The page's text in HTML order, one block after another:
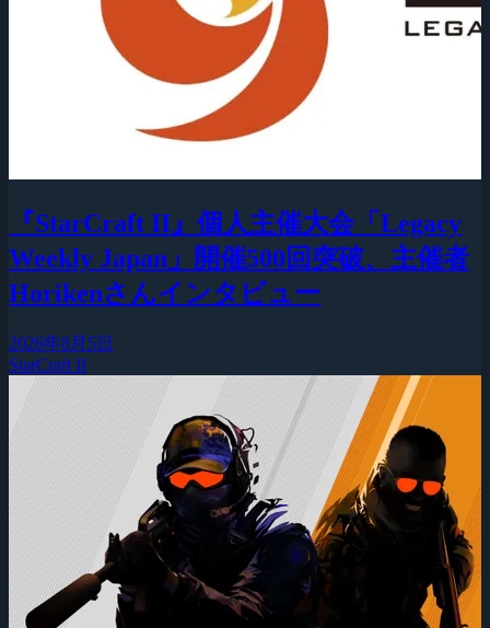
『StarCraft II』個人主催大会「Legacy
Weekly Japan」開催500回突破、主催者
Horikenさんインタビュー
2026年8月5日
StarCraft II